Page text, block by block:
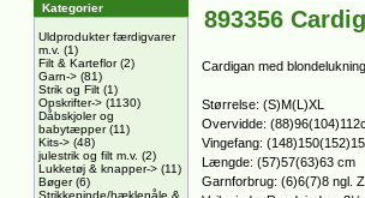
Kategorier
Uldprodukter færdigvarer
m.v. (1)
Filt & Karteflor(2)
Garn-> (81)
Strik og Filt (1)
Opskrifter-> (1130)
Dåbskjoler og
babytæpper(11)
Kits-> (48)
julestrik og filt m.v. (2)
Lukketøj & knapper-> (11)
Bøger(6)
Strikkepinde/hæklenåle &
893356
Cardigan med
Størrelse: (S)M(L)XL
Overvidde:
Vingefang:
Længde: (57)57(63)63 cm
Garnforbrug: (6)6(7)8 ngl.